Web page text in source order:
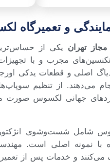
و تعمیرگاه
تهران یکی از
مجرب و با
دیاگ اصلی و قطعات یدکی
می‌دهند. از تنظیم
جهانی لکسوس صورت
شامل شست‌وشوی
نمونه اصلی است.
و خدمات پس از